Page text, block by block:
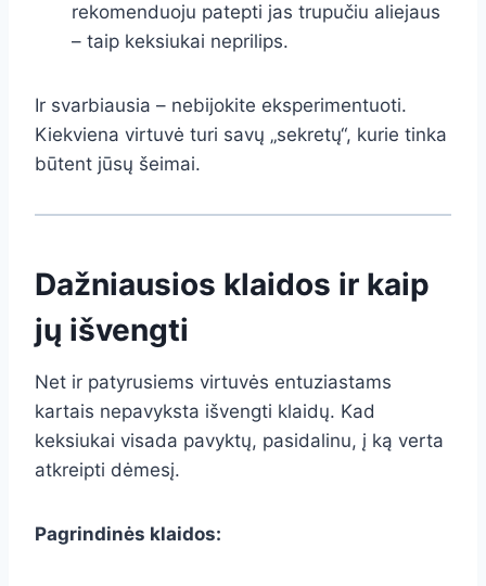
rekomenduoju patepti jas trupučiu aliejaus
– taip keksiukai neprilips.
Ir svarbiausia – nebijokite eksperimentuoti.
Kiekviena virtuvė turi savų „sekretų“, kurie tinka
būtent jūsų šeimai.
Dažniausios klaidos ir kaip
jų išvengti
Net ir patyrusiems virtuvės entuziastams
kartais nepavyksta išvengti klaidų. Kad
keksiukai visada pavyktų, pasidalinu, į ką verta
atkreipti dėmesį.
Pagrindinės klaidos: